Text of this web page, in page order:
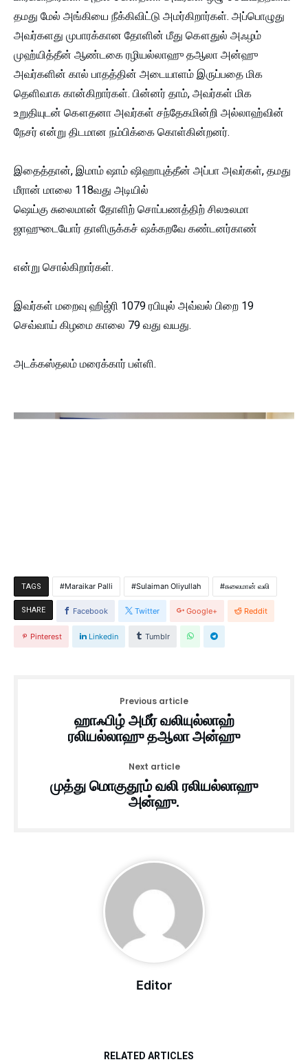
தமது மேல் அங்கியை நீக்கிவிட்டு அமர்கிறார்கள். அப்பொழுது
அவர்களது முபாரக்கான தோளின் மீது கௌதுல் அஃழம்
முஹ்யித்தீன் ஆண்டகை ரழியல்லாஹு தஆலா அன்ஹு
அவர்களின் கால் பாதத்தின் அடையாளம் இருப்பதை மிக
தெளிவாக கான்கிறார்கள். பின்னர் தாம், அவர்கள் மிக
உறுதியுடன் கௌதனா அவர்கள் சந்தேகமின்றி அல்லாஹ்வின்
நேசர் என்று திடமான நம்பிக்கை கொள்கின்றனர்.
இதைத்தான், இமாம் ஷாம் ஷிஹாபுத்தீன் அப்பா அவர்கள், தமது
மீரான் மாலை 118வது அடியில்
ஷெய்கு சுலைமான் தோளிற் சொப்பணத்திற் சிலஉலமா
ஜாஹுடையோர் தாளிருக்கச் ஷக்கறவே கண்டனர்காண்
என்று சொல்கிறார்கள்.
இவர்கள் மறைவு ஹிஜ்ரி 1079 ரபியுல் அவ்வல் பிறை 19
செவ்வாய் கிழமை காலை 79 வது வயது.
அடக்கஸ்தலம் மரைக்கார் பள்ளி.
TAGS Maraikar Palli Sulaiman Oliyullah சுலைமான் வலி
SHARE Facebook Twitter Google+ Reddit
Pinterest Linkedin Tumblr
Previous article
ஹாஃபிழ் அமீர் வலியுல்லாஹ்
ரலியல்லாஹு தஆலா அன்ஹு
Next article
முத்து மொகுதூம் வலி ரலியல்லாஹு
அன்ஹு.
Editor
RELATED ARTICLES